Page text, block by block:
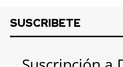
SUSCRIBETE